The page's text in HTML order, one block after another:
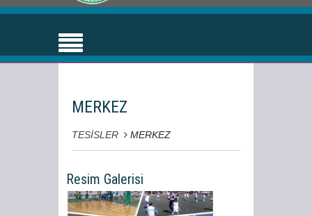
MERKEZ
TESİSLER MERKEZ
Resim Galerisi